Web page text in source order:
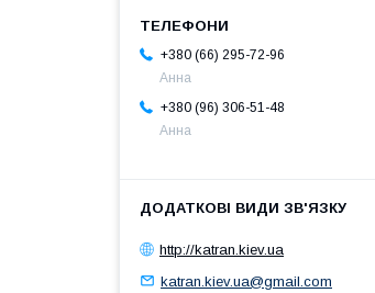
+380 (66) 295-72-96
Анна
+380 (96) 306-51-48
Анна
http://katran.kiev.ua
katran.kiev.ua@gmail.com